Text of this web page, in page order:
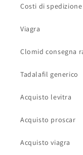
Costi di
Viagra
Clomid consegna
Tadalafil generico
Acquisto levitra
Acquisto proscar
Acquisto viagra